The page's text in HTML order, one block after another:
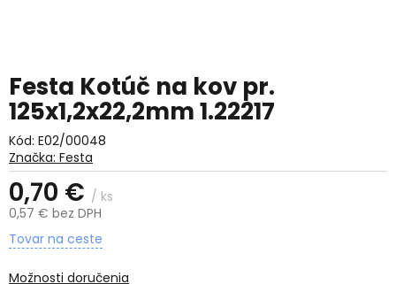
Festa Kotúč na kov pr.
125x1,2x22,2mm 1.22217
Kód: E02/00048
0,70 € / ks
0,57 € bez DPH
Jednotková
Tovar na ceste
Možnosti doručenia
Značka: Festa